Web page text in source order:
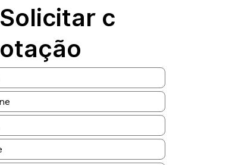
Solicitar c
otação